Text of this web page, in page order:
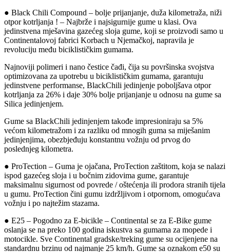
● Black Chili Compound – bolje prijanjanje, duža kilometraža, niži
otpor kotrljanja ! – Najbrže i najsigurnije gume u klasi. Ova
jedinstvena mješavina gazećeg sloja gume, koji se proizvodi samo u
Continentalovoj fabrici Korbach u Njemačkoj, napravila je
revoluciju među biciklističkim gumama.
Najnoviji polimeri i nano čestice čađi, čija su površinska svojstva
optimizovana za upotrebu u biciklističkim gumama, garantuju
jedinstvene performanse, BlackChili jedinjenje poboljšava otpor
kotrljanja za 26% i daje 30% bolje prijanjanje u odnosu na gume sa
Silica jedinjenjem.
Gume sa BlackChili jedinjenjem takođe impresioniraju sa 5%
većom kilometražom i za razliku od mnogih guma sa miješanim
jedinjenjima, obezbjeđuju konstantnu vožnju od prvog do
poslednjeg kilometra.
● ProTection – Guma je ojačana, ProTection zaštitom, koja se nalazi
ispod gazećeg sloja i u bočnim zidovima gume, garantuje
maksimalnu sigurnost od povrede / oštećenja ili prodora stranih tijela
u gumu. ProTection čini gumu izdržljivom i otpornom, omogućava
vožnju i po najtežim stazama.
● E25 – Pogodno za E-bicikle – Continental se za E-Bike gume
oslanja se na preko 100 godina iskustva sa gumama za mopede i
motocikle. Sve Continental gradske/treking gume su ocijenjene na
standardnu brzinu od najmanje 25 km/h. Gume sa oznakom e50 su